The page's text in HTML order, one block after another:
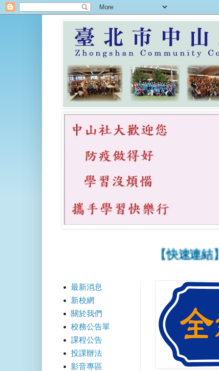
【快速連結】
最新消息
新校網
關於我們
校務公告單
課程公告
投課辦法
影音專區